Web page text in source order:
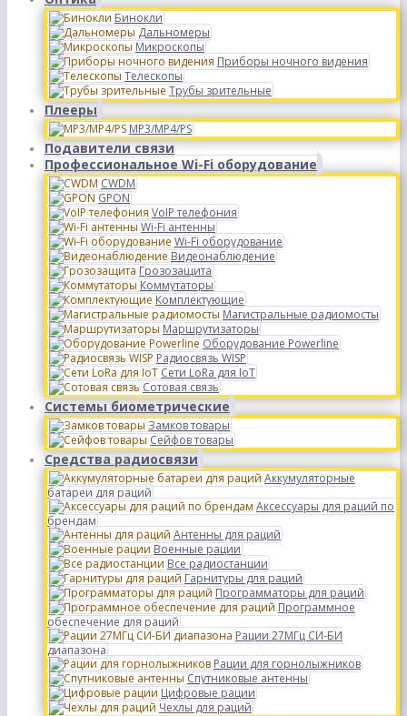
Бинокли
Дальномеры
Микроскопы
Приборы ночного видения
Телескопы
Трубы зрительные
Плееры
MP3/MP4/PS
Подавители связи
Профессиональное Wi-Fi оборудование
CWDM
GPON
VoIP телефония
Wi-Fi антенны
Wi-Fi оборудование
Видеонаблюдение
Грозозащита
Коммутаторы
Комплектующие
Магистральные радиомосты
Маршрутизаторы
Оборудование Powerline
Радиосвязь WISP
Сети LoRa для IoT
Сотовая связь
Системы биометрические
Замков товары
Сейфов товары
Средства радиосвязи
Аккумуляторные
батареи для раций
Аксессуары для раций по
брендам
Антенны для раций
Военные рации
Все радиостанции
Гарнитуры для раций
Программаторы для раций
Программное
обеспечение для раций
Рации 27МГц СИ-БИ
диапазона
Рации для горнолыжников
Спутниковые антенны
Цифровые рации
Чехлы для раций